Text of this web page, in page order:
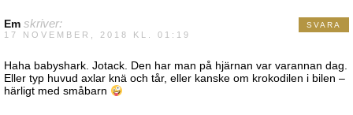
Em skriver:
17 NOVEMBER, 2018 KL. 01:19
Haha babyshark. Jotack. Den har man på hjärnan var varannan dag.
Eller typ huvud axlar knä och tår, eller kanske om krokodilen i bilen –
härligt med småbarn
SVARA